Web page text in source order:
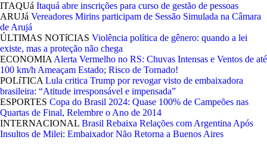
ITAQUá Itaquá abre inscrições para curso de gestão de pessoas
ARUJá Vereadores Mirins participam de Sessão Simulada na Câmara
de Arujá
ÚLTIMAS NOTíCIAS Violência política de gênero: quando a lei
existe, mas a proteção não chega
ECONOMIA Alerta Vermelho no RS: Chuvas Intensas e Ventos de até
100 km/h Ameaçam Estado; Risco de Tornado!
POLíTICA Lula critica Trump por revogar visto de embaixadora
brasileira: “Atitude irresponsável e impensada”
ESPORTES Copa do Brasil 2024: Quase 100% de Campeões nas
Quartas de Final, Relembre o Ano de 2014
INTERNACIONAL Brasil Rebaixa Relações com Argentina Após
Insultos de Milei: Embaixador Não Retorna a Buenos Aires